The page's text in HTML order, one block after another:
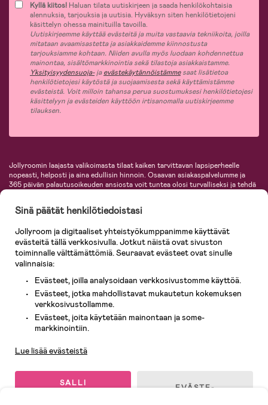
Kyllä kiitos! Haluan tilata uutiskirjeen ja saada henkilökohtaisia
alennuksia, tarjouksia ja uutisia. Hyväksyn siten henkilötietojeni
käsittelyn ohessa mainituilla tavoilla.
Uutiskirjeemme käyttää evästeitä ja muita vastaavia tekniikoita, joilla
mitataan avaamisastetta ja asiakkaidemme kiinnostusta
tarjouksiamme kohtaan. Niiden avulla myös luodaan kohdennettua
mainontaa, sisältömarkkinointia sekä tilastoja asiakkaistamme.
Yksityisyydensuoja-jaevästekäytännöistämmesaat lisätietoa
henkilötietojesi käytöstä ja suojaamisesta sekä käyttämistämme
evästeistä. Voit milloin tahansa perua suostumuksesi henkilötietojesi
käsittelyyn ja evästeiden käyttöön irtisanomalla uutiskirjeemme
tilauksen.
Jollyroomin laajasta valikoimasta tilaat kaiken tarvittavan lapsiperheelle
nopeasti, helposti ja aina edullisin hinnoin. Osaavan asiakaspalvelumme ja
365 päivän palautusoikeuden ansiosta voit tuntea olosi turvalliseksi ja tehdä
vaatteet vauvoille ja lapsille, inspiroivia sisustustuotteita lastenhuoneeseen,
lastentarvikkeita sekä paljon muuta. Meiltä löydät lukuisia tunnettuja
KidKraft, Ergobaby, Philips Avent, Neonate, Cybex, LEGO ja monia muita!
Tervetuloa shoppailemaan Pohjoismaiden suurimpaan lastentarvikkeiden
verkkokauppaan!
Sinä päätät henkilötiedoistasi
Jollyroom ja digitaaliset yhteistyökumppanimme käyttävät
evästeitä tällä verkkosivulla. Jotkut näistä ovat sivuston
toiminnalle välttämättömiä. Seuraavat evästeet ovat sinulle
valinnaisia:
Evästeet, joilla analysoidaan verkkosivustomme käyttöä.
Evästeet, jotka mahdollistavat mukautetun kokemuksen
verkkosivustollamme.
Evästeet, joita käytetään mainontaan ja some-
markkinointiin.
Lue lisää evästeistä
SALLI
EVÄSTE-